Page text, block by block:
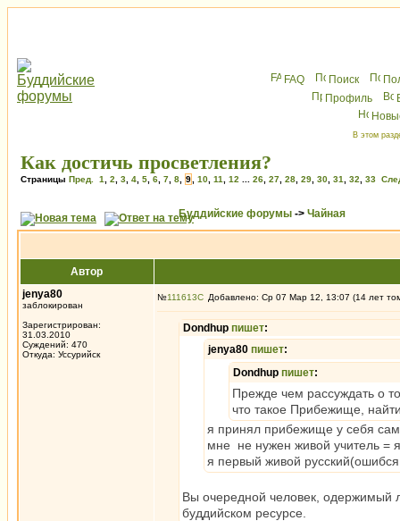
FAQ Поиск
Профиль
В этом
Как достичь просветления?
Страницы Пред. 1 2 3 4 5 6 7 8 9 10 11 12 26 27 28 29 30 31 32 33
Буддийские форумы -> Чайная
Автор
jenya80
заблокирован
Зарегистрирован:
31.03.2010
Суждений: 470
Откуда: Уссурийск
№111613 Добавлено: Ср 07 Мар 12, 13:07 (14 лет
Dondhup пишет:
jenya80 пишет:
Dondhup пишет:
Прежде чем рассуждать о
что такое Прибежище,
я принял прибежище у себя
мне не нужен живой учитель =
я первый живой
Вы очередной человек, одержимый
буддийском ресурсе.